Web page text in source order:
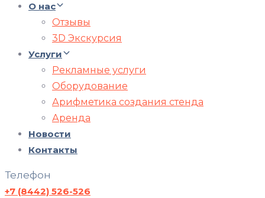
О нас
Отзывы
3D Экскурсия
Услуги
Рекламные услуги
Оборудование
Арифметика создания стенда
Аренда
Новости
Контакты
Телефон
+7 (8442) 526-526